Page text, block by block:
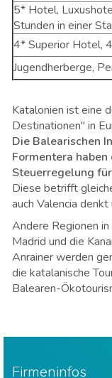
5* Hotel,
Stunden in einer
4* Superior Hotel,
Jugendherberge,
Katalonien ist eine
Destinationen" in
Die Balearischen
Formentera
Steuerregelung
Diese betrifft
auch Valencia
Andere Regionen
Madrid und die
Anrainer werden
die katalanische
Balearen-
Firmeninfos